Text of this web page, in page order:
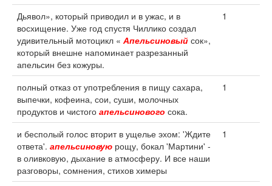
Дьявол», который приводил и в ужас, и в
восхищение. Уже год спустя Чиллико создал
удивительный мотоцикл « Апельсиновый сок»,
который внешне напоминает разрезанный
апельсин без кожуры.
1
полный отказ от употребления в пищу сахара,
выпечки, кофеина, сои, суши, молочных
продуктов и чистого апельсинового сока.
1
и бесполый голос вторит в ущелье эхом: 'Ждите
ответа'. апельсиновую рощу, бокал 'Мартини' -
в оливковую, дыхание в атмосферу. И все наши
разговоры, сомнения, стихов химеры
1